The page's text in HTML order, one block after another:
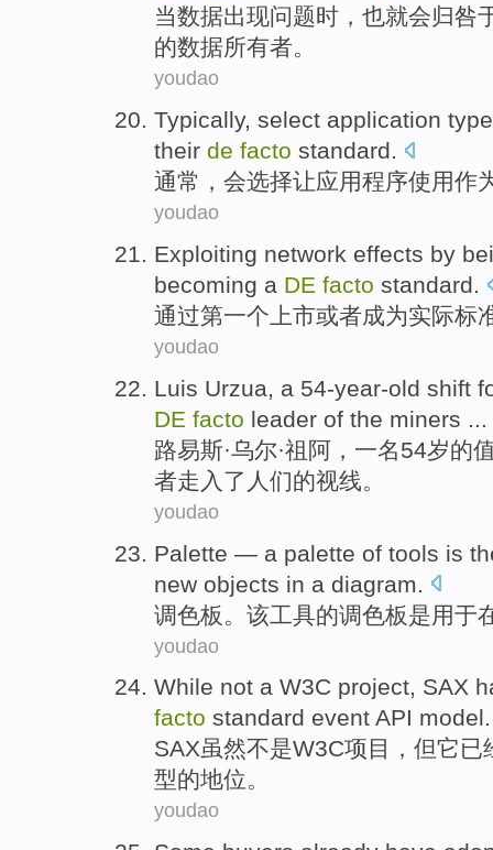
当数据出现问题时，也就会归咎
的数据所有者。
youdao
Typically, select application
their de facto standard.
通常 ，会选择让应用程序使用作
youdao
Exploiting network effects by
becoming a DE facto standard.
通过第一个 上市或者成为实际标
youdao
Luis Urzua, a 54-year-old shift
DE facto leader of the miners ...
路易斯·乌尔·祖阿， 一名54岁的
者走入了人们的视线。
youdao
Palette — a palette of tools is
new objects in a diagram
调色板 。该工具的调色板是用于
youdao
While not a W3C project, SAX
facto standard event API model.
SAX虽然不是W3C项目 ，但它已
型的地位。
youdao